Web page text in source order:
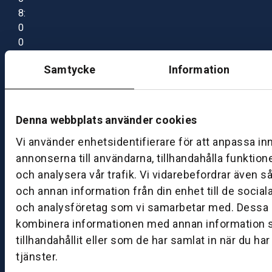
Samtycke Information
Denna webbplats använder cookies
Vi använder enhetsidentifierare för att anpassa
annonserna till användarna, tillhandahålla
och analysera vår trafik. Vi vidarebefordrar även
och annan information från din enhet till de
och analysföretag som vi samarbetar med. Dessa
kombinera informationen med annan information
tillhandahållit eller som de har samlat in när du
tjänster.
8:
0
0
7:
0
B
S
k
ö
v
d